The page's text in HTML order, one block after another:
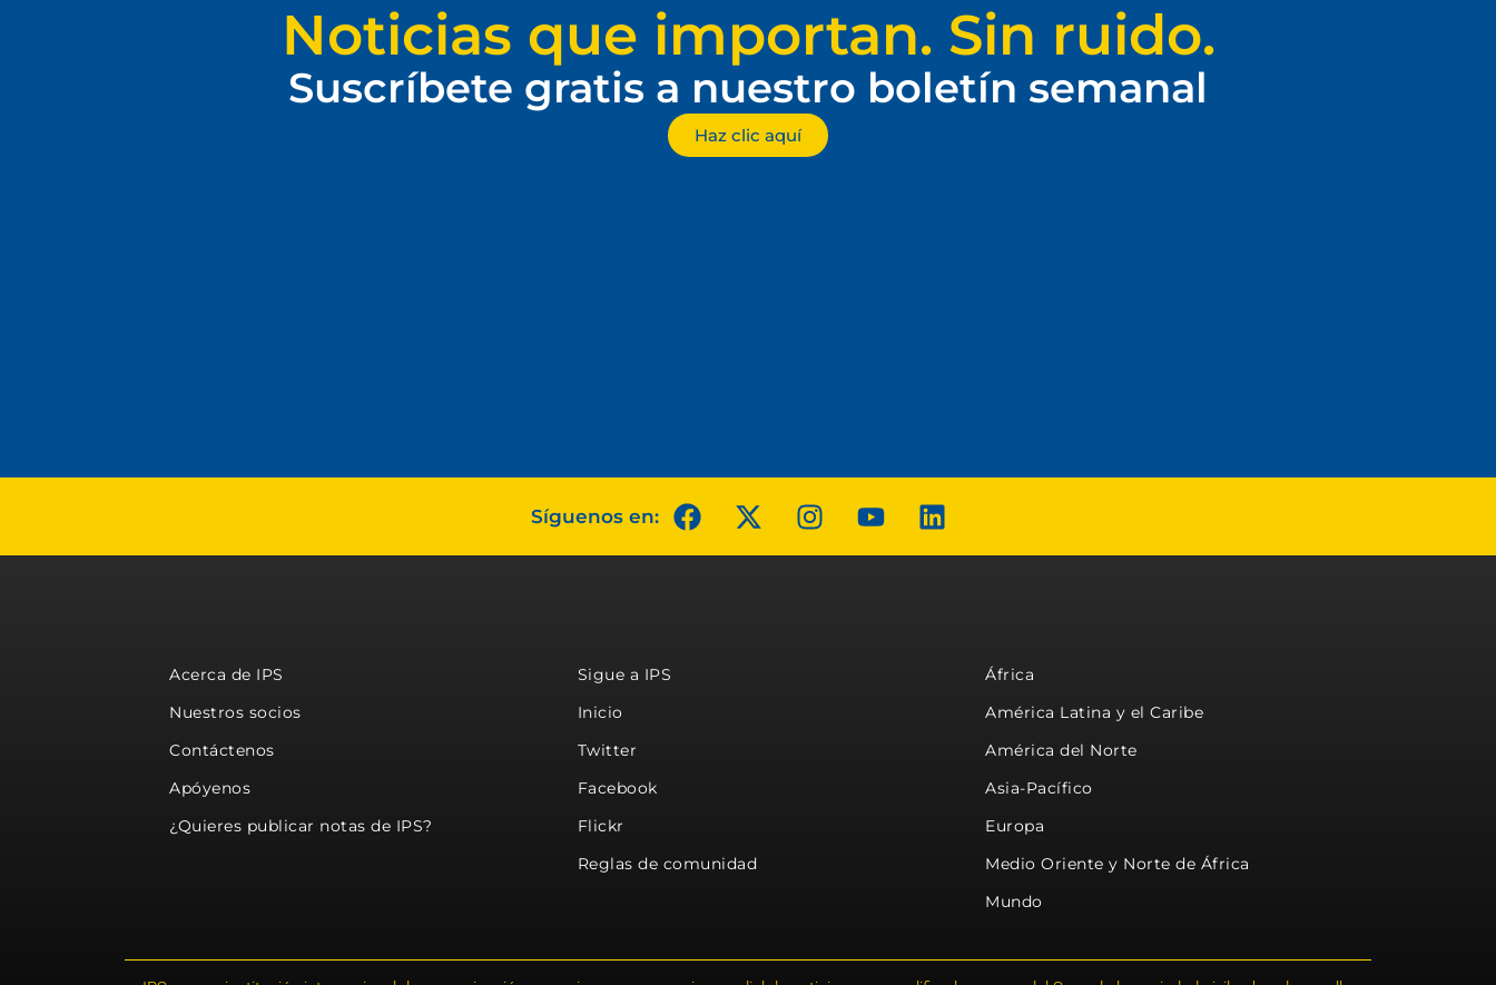
Noticias que importan. Sin ruido.
Suscríbete gratis a nuestro boletín semanal
Haz clic aquí
Síguenos en:
Acerca de IPS
Nuestros socios
Contáctenos
Apóyenos
¿Quieres publicar notas de IPS?
Sigue a IPS
Inicio
Twitter
Facebook
Flickr
Reglas de comunidad
África
América Latina y el Caribe
América del Norte
Asia-Pacífico
Europa
Medio Oriente y Norte de África
Mundo